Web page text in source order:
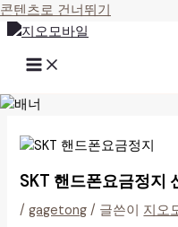
콘텐츠로 건너뛰기
SKT 핸드폰요금정지
/gagetong / 글쓴이 지오